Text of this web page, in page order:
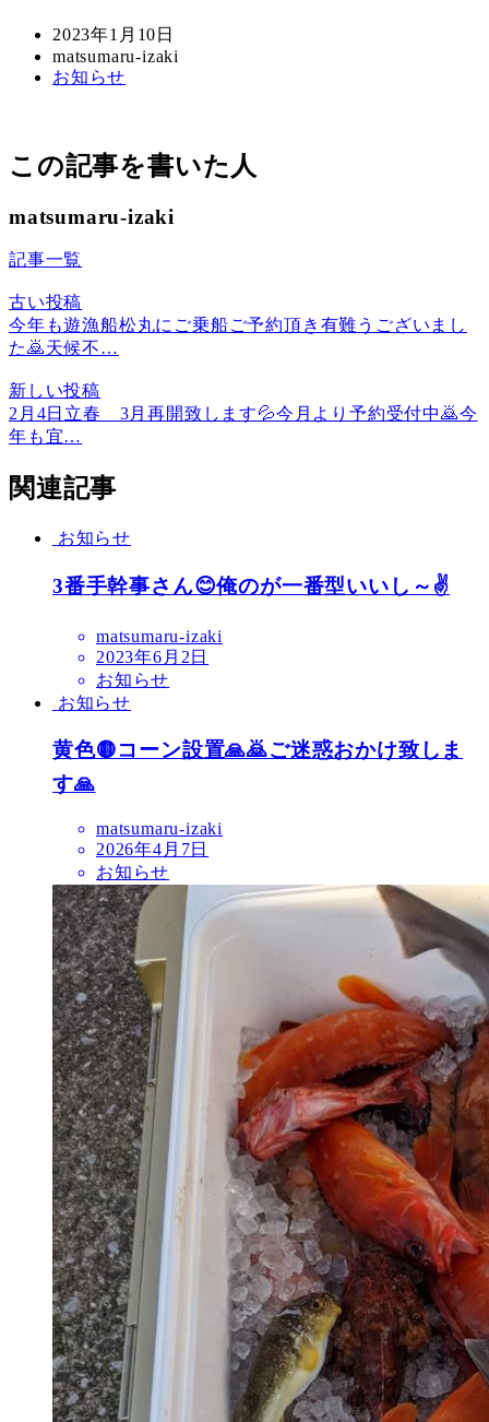
投
稿
日
2023年1月10日
著
者
matsumaru-izaki
カ
ー
お知らせ
この記事を書いた人
matsumaru-izaki
記事一覧
古い投稿
今年も遊漁船松丸にご乗船ご予約頂き有難うございまし
た🙇天候不…
新しい投稿
2月4日立春 3月再開致します💦今月より予約受付中🙇今
年も宜…
関連記事
お知らせ
3番手幹事さん😊俺のが一番型いいし～✌️
matsumaru-izaki
2023年6月2日
お知らせ
お知らせ
黄色🟡コーン設置🙏🙇ご迷惑おかけ致しま
す🙏
matsumaru-izaki
2026年4月7日
お知らせ